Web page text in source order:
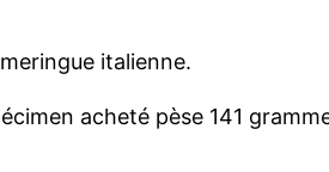
italienne.
acheté pèse 141